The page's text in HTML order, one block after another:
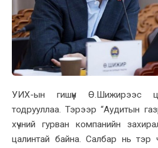
УИХ-ын гишүүн Ө.Шижирээс
тодрууллаа. Тэрээр “Аудитын
хүчний гурван компанийн
цалинтай байна. Салбар нь тэр